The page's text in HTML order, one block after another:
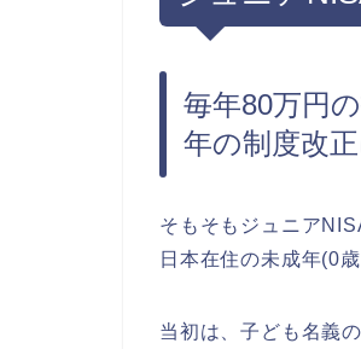
毎年80万円
年の制度改
そもそもジュニア
日本在住の未成年(0
当初は、子ども名義